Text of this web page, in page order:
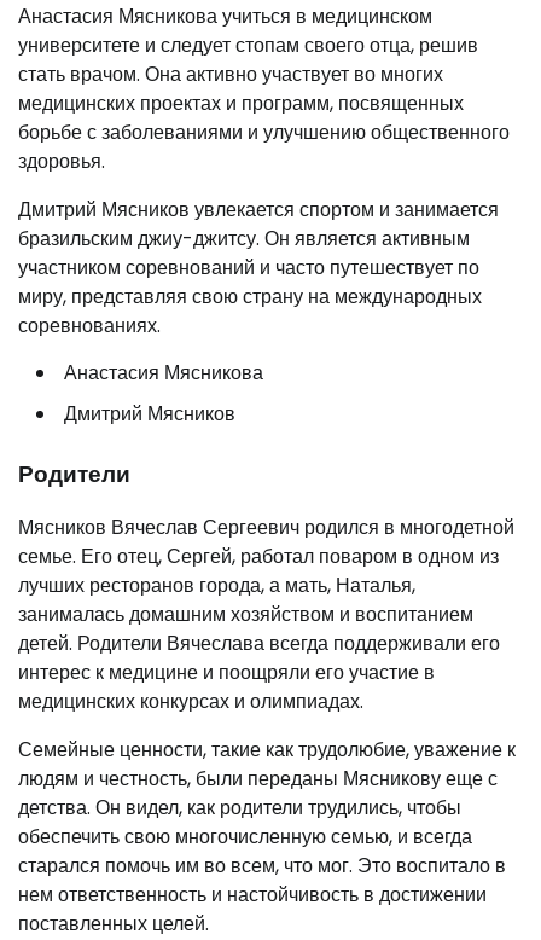
Анастасия Мясникова учиться в медицинском
университете и следует стопам своего отца, решив
стать врачом. Она активно участвует во многих
медицинских проектах и программ, посвященных
борьбе с заболеваниями и улучшению общественного
здоровья.
Дмитрий Мясников увлекается спортом и занимается
бразильским джиу-джитсу. Он является активным
участником соревнований и часто путешествует по
миру, представляя свою страну на международных
соревнованиях.
Анастасия Мясникова
Дмитрий Мясников
Родители
Мясников Вячеслав Сергеевич родился в многодетной
семье. Его отец, Сергей, работал поваром в одном из
лучших ресторанов города, а мать, Наталья,
занималась домашним хозяйством и воспитанием
детей. Родители Вячеслава всегда поддерживали его
интерес к медицине и поощряли его участие в
медицинских конкурсах и олимпиадах.
Семейные ценности, такие как трудолюбие, уважение к
людям и честность, были переданы Мясникову еще с
детства. Он видел, как родители трудились, чтобы
обеспечить свою многочисленную семью, и всегда
старался помочь им во всем, что мог. Это воспитало в
нем ответственность и настойчивость в достижении
поставленных целей.